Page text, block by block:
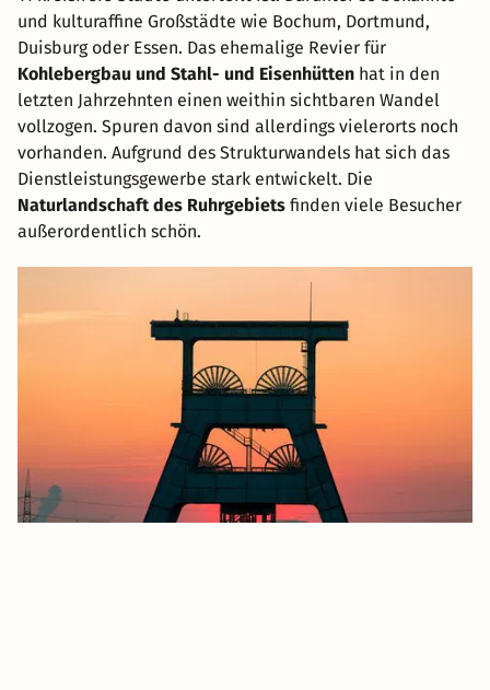
und kulturaffine Großstädte wie Bochum, Dortmund,
Duisburg oder Essen. Das ehemalige Revier für
Kohlebergbau und Stahl- und Eisenhütten hat in den
letzten Jahrzehnten einen weithin sichtbaren Wandel
vollzogen. Spuren davon sind allerdings vielerorts noch
vorhanden. Aufgrund des Strukturwandels hat sich das
Dienstleistungsgewerbe stark entwickelt. Die
Naturlandschaft des Ruhrgebiets finden viele Besucher
außerordentlich schön.